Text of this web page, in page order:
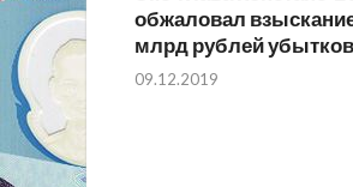
обжаловал
млрд рублей убытков
09.12.2019